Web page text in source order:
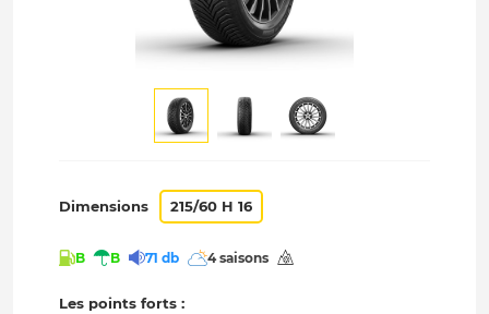
Dimensions 215/60 H 16
B B 71 db 4 saisons
Les points forts :